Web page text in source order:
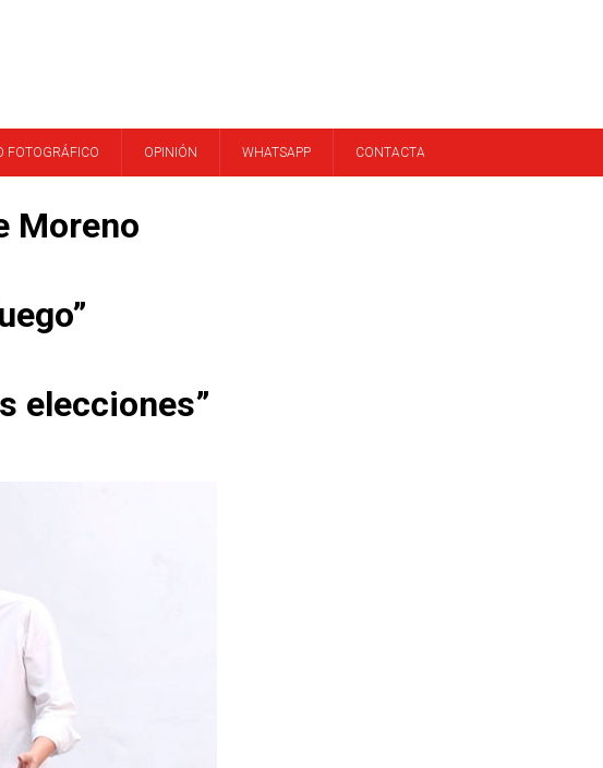
FOTOGRÁFICO OPINIÓN WHATSAPP CONTACTA
Moreno
elecciones”